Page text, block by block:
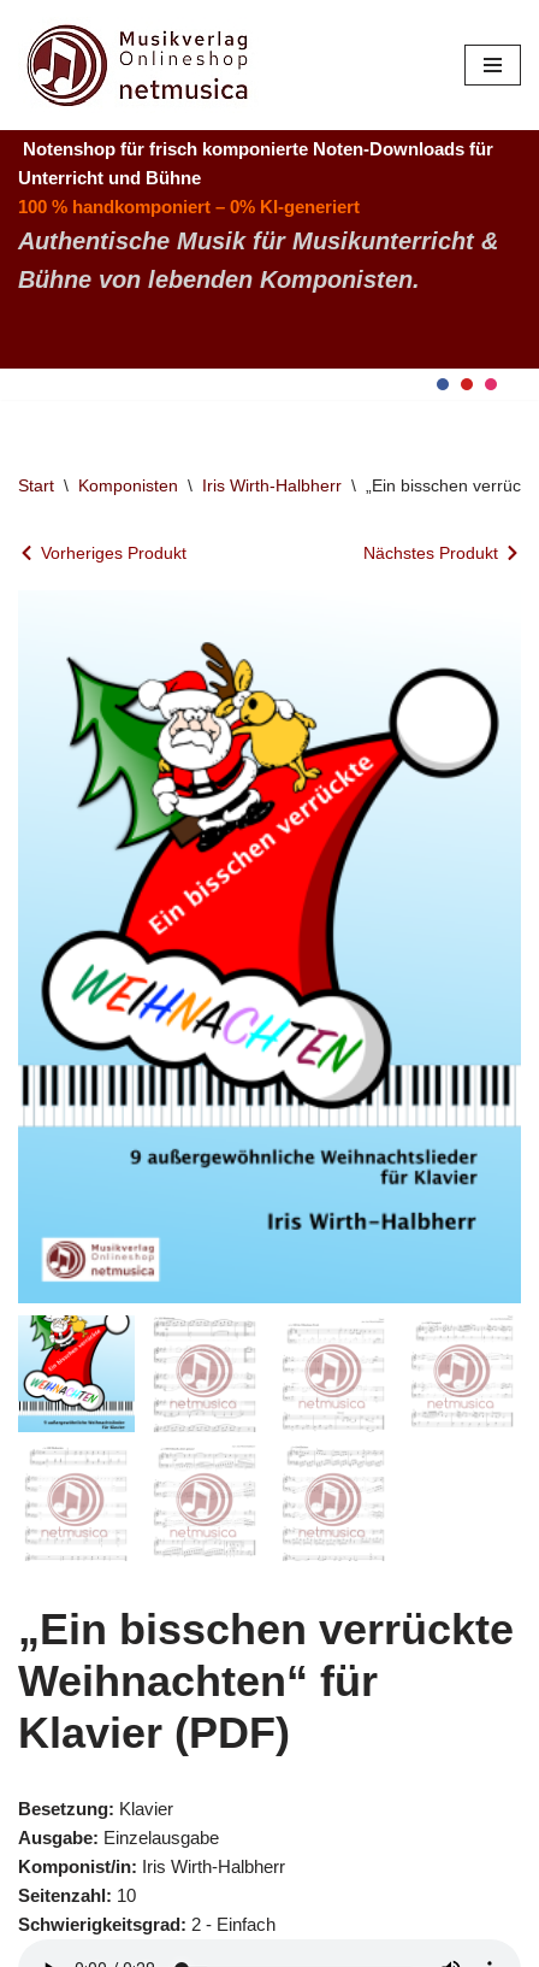
Zum
Inhalt
Notenshop für frisch komponierte Noten-Downloads für
Unterricht und Bühne
100 % handkomponiert – 0% KI-generiert
Authentische Musik für Musikunterricht &
Bühne von lebenden Komponisten.
Start \ Komponisten \ Iris Wirth-Halbherr \ „Ein bisschen
Vorheriges Produkt Nächstes Produkt
„Ein bisschen verrückte
Weihnachten“ für
Klavier (PDF)
Besetzung: Klavier
Ausgabe: Einzelausgabe
Komponist/in: Iris Wirth-Halbherr
Seitenzahl: 10
Schwierigkeitsgrad: 2 - Einfach